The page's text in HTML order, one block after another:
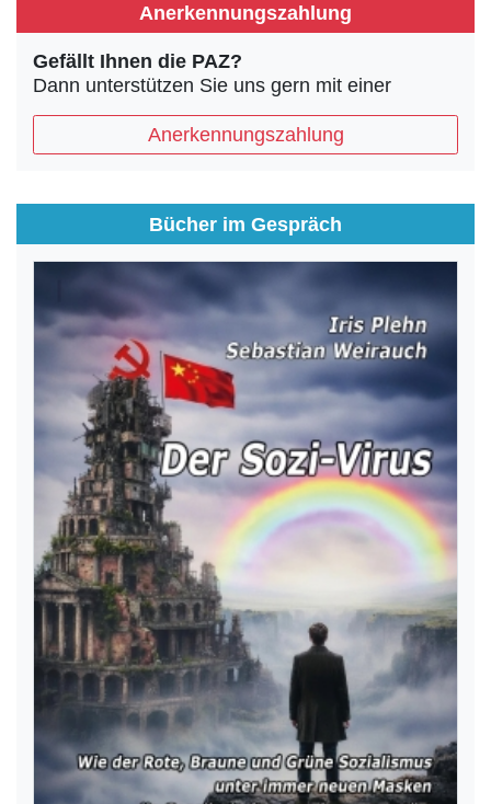
Anerkennungszahlung
Gefällt Ihnen die PAZ?
Dann unterstützen Sie uns gern mit einer
Anerkennungszahlung
Bücher im Gespräch